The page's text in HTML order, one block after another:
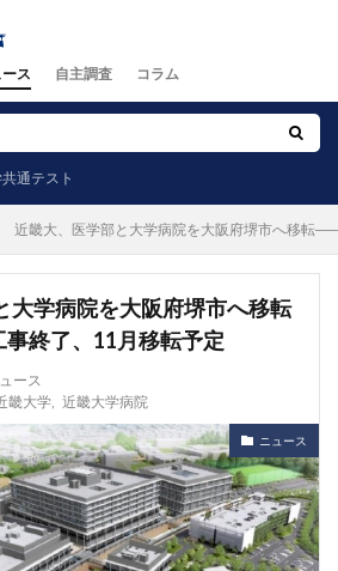
ス 自主調査 コラム
通テスト
近畿大、医学部と大学病院を大阪府堺市へ移転
大学病院を大阪府堺市へ移転
終了、11月移転予定
ース
畿大学, 近畿大学病院
ニュース